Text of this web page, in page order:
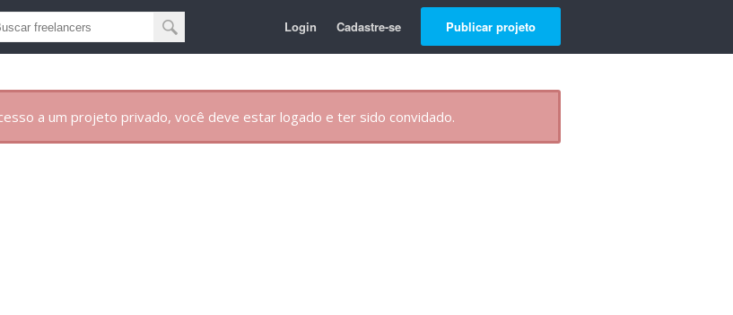
Login Cadastre-se Publicar projeto
a um projeto privado, você deve estar logado e ter sido convidado.